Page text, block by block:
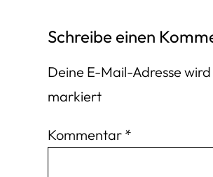
Schreibe einen
Deine E-Mail-Adresse
markiert
Kommentar *